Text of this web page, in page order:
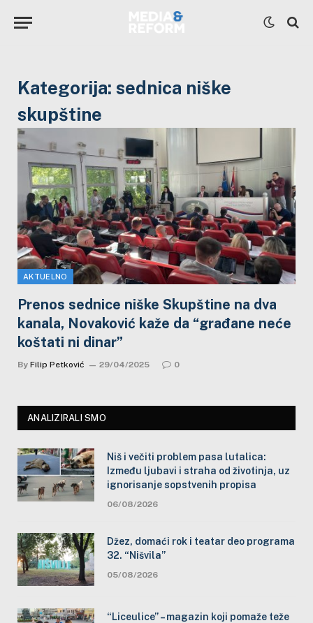
Kategorija: sednica niške
skupštine
AKTUELNO
Prenos sednice niške Skupštine na dva
kanala, Novaković kaže da “građane neće
koštati ni dinar”
By Filip Petković 29/04/2025 0
ANALIZIRALI SMO
Niš i večiti problem pasa lutalica:
Između ljubavi i straha od životinja, uz
ignorisanje sopstvenih propisa
06/08/2026
Džez, domaći rok i teatar deo programa
32. “Nišvila”
05/08/2026
“Liceulice” – magazin koji pomaže teže